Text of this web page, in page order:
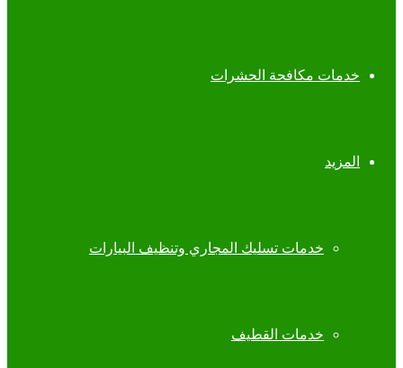
خدمات مكافحة الحشرات
المزيد
خدمات تسليك المجاري وتنظيف البيارات
خدمات القطيف